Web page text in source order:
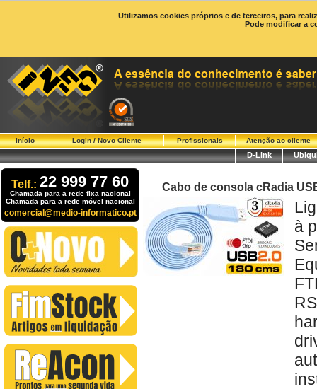
Utilizamos cookies próprios e de terceiros, para
Pode modificar a
Início Login / Novo Cliente Profissionais Atenção ao cliente
D-Link
Telf.: 22 999 77 60
Chamada para a rede fixa nacional
Chamada para a rede móvel nacional
comercial@medio-informatico.pt
Cabo de consola cRadia
à